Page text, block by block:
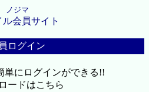
ノジマ
ル会員サイト
ログイン
単にログインができる!!
ードはこちら